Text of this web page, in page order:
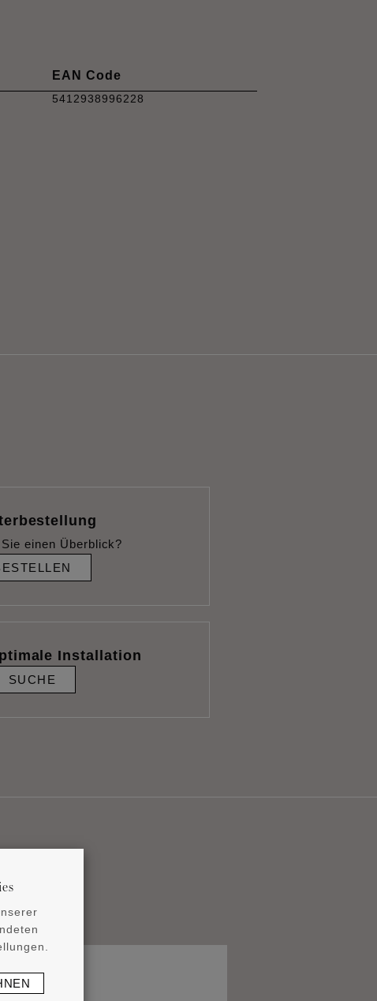
EAN Code
5412938996228
einen Überblick?
Installation
SUCHE